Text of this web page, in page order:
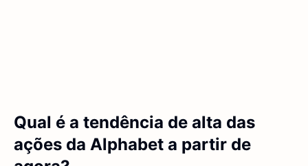
Qual é a tendência de alta das
ações da Alphabet a partir de